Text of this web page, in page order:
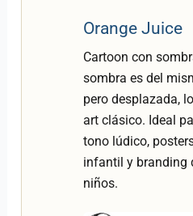
Orange Juice
Cartoon con
sombra es del
pero desplazada,
art clásico. Ideal
tono lúdico,
infantil y branding
niños.